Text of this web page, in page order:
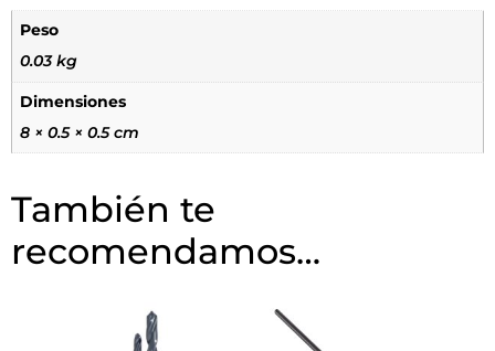
Peso
0.03 kg
Dimensiones
8 × 0.5 × 0.5 cm
También te
recomendamos…